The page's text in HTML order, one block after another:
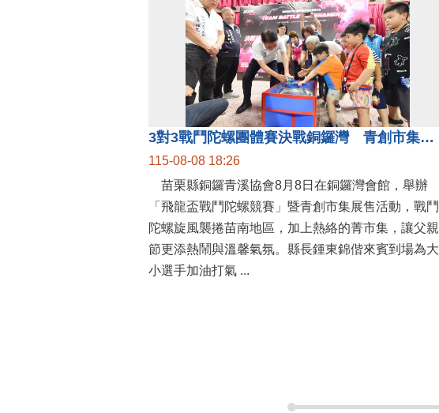
3對3戰鬥陀螺團體賽決戰銅鑼灣 青創市集展售為父親節增添繽紛
115-08-08 18:26
苗栗縣銅鑼青溪協會8月8日在銅鑼灣會館，舉辦
「飛龍盃戰鬥陀螺競賽」暨青創市集展售活動，戰鬥
陀螺旋風襲捲苗南地區，加上熱絡的菁市集，讓父親
節更添熱鬧與溫馨氣氛。縣長鍾東錦偕來賓到場為大
小選手加油打氣 ...